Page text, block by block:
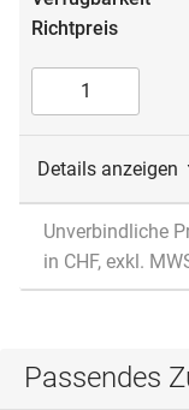
Details anzeigen
Unverbindliche
in CHF, exkl.
Passendes